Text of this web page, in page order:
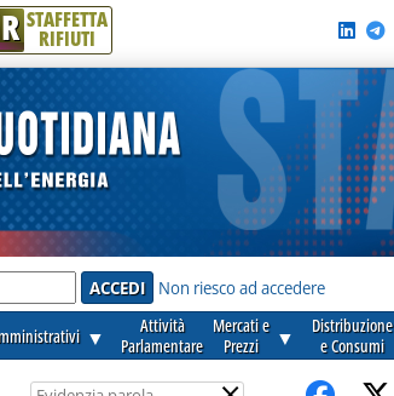
R STAFFETTA
RIFIUTI
Non riesco ad accedere
▼
Attività
Parlamentare
Mercati e
Prezzi
▼
Distribuzione
e Consumi